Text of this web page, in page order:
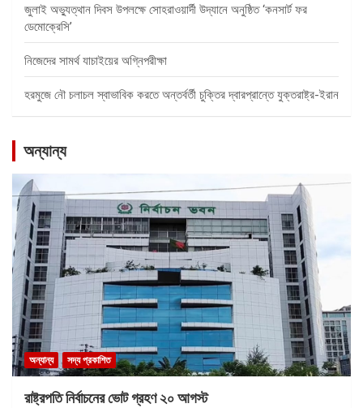
জুলাই অভ্যুত্থান দিবস উপলক্ষে সোহরাওয়ার্দী উদ্যানে অনুষ্ঠিত ‘কনসার্ট ফর
ডেমোক্রেসি’
নিজেদের সামর্থ যাচাইয়ের অগ্নিপরীক্ষা
হরমুজে নৌ চলাচল স্বাভাবিক করতে অন্তর্বর্তী চুক্তির দ্বারপ্রান্তে যুক্তরাষ্ট্র-ইরান
অন্যান্য
অন্যান্য সদ্য প্রকাশিত
রাষ্ট্রপতি নির্বাচনের ভোট গ্রহণ ২০ আগস্ট